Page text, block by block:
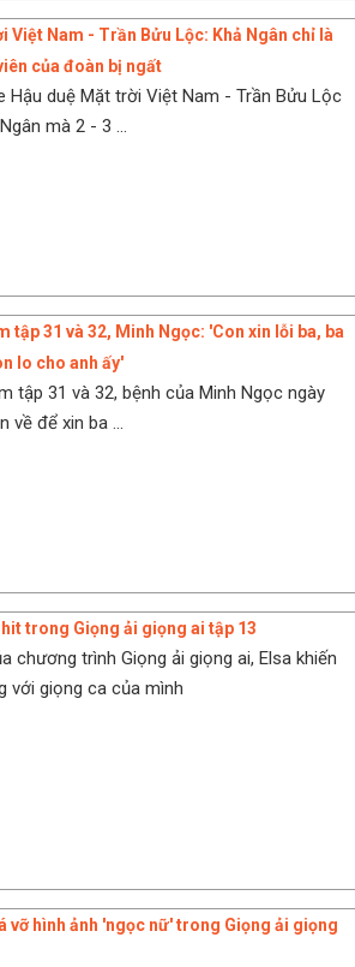
Việt Nam - Trần Bửu Lộc: Khả Ngân chỉ là
của đoàn bị ngất
Hậu duệ Mặt trời Việt Nam - Trần Bửu Lộc
mà 2 - 3 ...
tập 31 và 32, Minh Ngọc: 'Con xin lỗi ba, ba
lo cho anh ấy'
tập 31 và 32, bệnh của Minh Ngọc ngày
về để xin ba ...
trong Giọng ải giọng ai tập 13
chương trình Giọng ải giọng ai, Elsa khiến
với giọng ca của mình
vỡ hình ảnh 'ngọc nữ' trong Giọng ải giọng